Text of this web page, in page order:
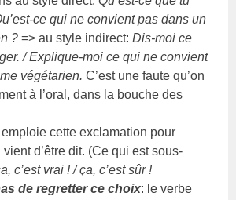
ce qui ne convient pas dans un
? => au style indirect:Dis-moi ce
/ Explique-moi ce qui ne convient
végétarien. C’est une faute qu’on
à l’oral, dans la bouche des
emploie cette exclamation pour
d’être dit. (Ce qui est sous-
c’est vrai ! / ça, c’est sûr !
de regretter ce choix: le verbe